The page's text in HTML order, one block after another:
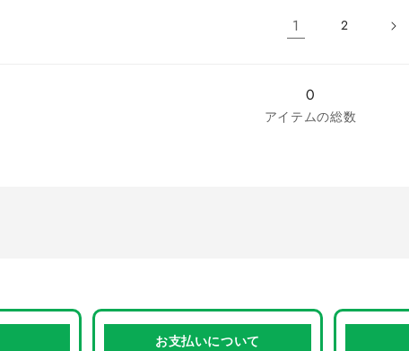
す
や
を
量
ら
数
や
デ
数
ン
数
リ
数
リ
数
1 2
0
アイテムの総数
お支払いについて